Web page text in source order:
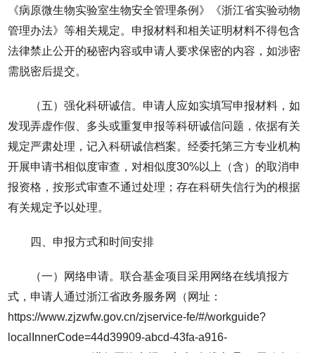
《病原微生物实验室生物安全管理条例》《浙江省实验动物
管理办法》等相关规定。申报材料和相关证明材料不得包含
法律禁止公开的秘密内容或申请人要求保密的内容，如涉密
需脱密后提交。
（五）强化科研诚信。申请人应如实填写申报材料，如
发现弄虚作假、多头或重复申报等科研诚信问题，依据有关
规定严肃处理，记入科研诚信档案。经委托第三方专业机构
开展申请书相似度审查，对相似度30%以上（含）的取消申
报资格，按形式审查不通过处理；存在科研失信行为的根据
有关规定予以处理。
四、申报方式和时间安排
（一）网络申请。联合基金项目采用网络在线填报方
式，申请人通过浙江省政务服务网（网址：
https://www.zjzwfw.gov.cn/zjservice-fe/#/workguide?
localInnerCode=44d39909-abcd-43fa-a916-